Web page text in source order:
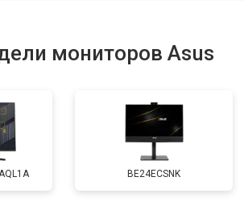
мониторов Asus
BE24ECSNK